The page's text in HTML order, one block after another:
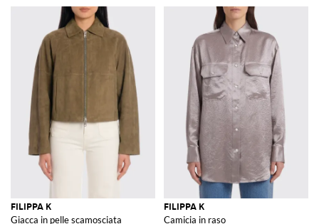
FILIPPA K
Giacca in pelle scamosciata
FILIPPA K
Camicia in raso